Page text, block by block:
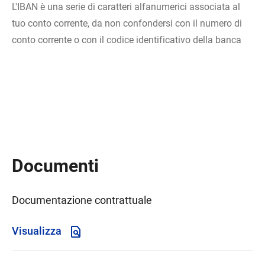
L'IBAN è una serie di caratteri alfanumerici associata al
tuo conto corrente, da non confondersi con il numero di
conto corrente o con il codice identificativo della banca
Documenti
Documentazione contrattuale
Visualizza